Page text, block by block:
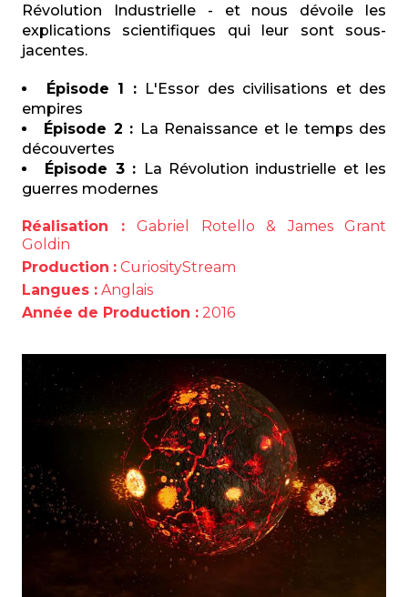
Révolution Industrielle - et nous dévoile les
explications scientifiques qui leur sont sous-
jacentes.
Épisode 1 : L'Essor des civilisations et des
empires
Épisode 2 : La Renaissance et le temps des
découvertes
Épisode 3 : La Révolution industrielle et les
guerres modernes
Réalisation : Gabriel Rotello & James Grant
Goldin
Production : CuriosityStream
Langues : Anglais
Année de Production : 2016